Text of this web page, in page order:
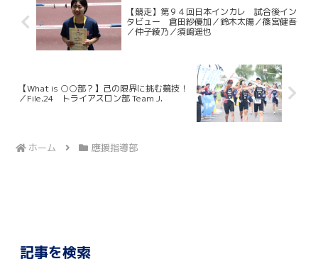
【競走】第９４回日本インカレ 試合後イン
タビュー 倉田紗優加／鈴木太陽／篠宮健吾
／仲子綾乃／須﨑遥也
【What is ○○部？】己の限界に挑む競技！
／File.24 トライアスロン部 Team J.
ホーム 應援指導部
記事を検索